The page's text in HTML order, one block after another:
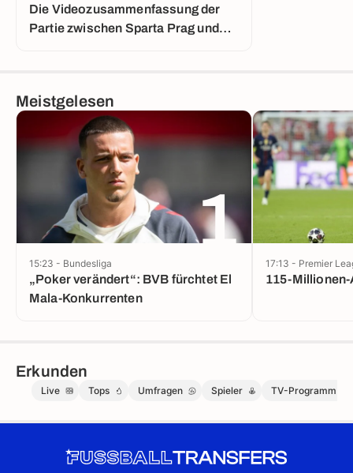
Die Videozusammenfassung der
Partie zwischen Sparta Prag und
Meistgelesen
1
„Poker verändert“: BVB fürchtet El
Mala-Konkurrenten
15:23 - Bundesliga
115-
17:13 - Premier
Erkunden
Live Tops Umfragen Spieler TV-Programm